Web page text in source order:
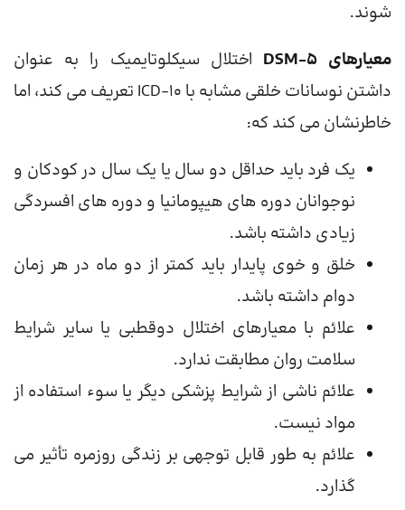
شوند.
معیارهای DSM-5
اختلال سیکلوتایمیک را به عنوان
داشتن نوسانات خلقی مشابه با ICD-10 تعریف می کند، اما
خاطرنشان می کند که:
یک فرد باید حداقل دو سال یا یک سال در کودکان و
نوجوانان دوره های هیپومانیا و دوره های افسردگی
زیادی داشته باشد.
خلق و خوی پایدار باید کمتر از دو ماه در هر زمان
دوام داشته باشد.
علائم با معیارهای اختلال دوقطبی یا سایر شرایط
سلامت روان مطابقت ندارد.
علائم ناشی از شرایط پزشکی دیگر یا سوء استفاده از
مواد نیست.
علائم به طور قابل توجهی بر زندگی روزمره تأثیر می
گذارد.